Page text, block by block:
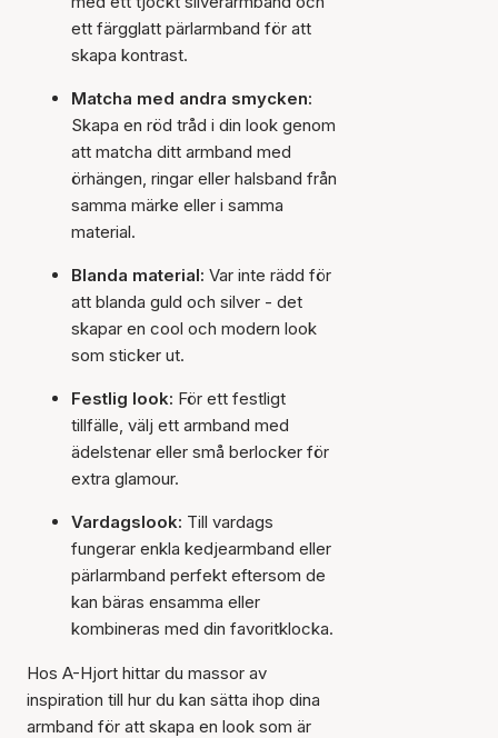
ett färgglatt pärlarmband för att
skapa kontrast.
Matcha med andra smycken:
Skapa en röd tråd i din look genom
att matcha ditt armband med
örhängen, ringar eller halsband från
samma märke eller i samma
material.
Blanda material: Var inte rädd för
att blanda guld och silver - det
skapar en cool och modern look
som sticker ut.
Festlig look: För ett festligt
tillfälle, välj ett armband med
ädelstenar eller små berlocker för
extra glamour.
Vardagslook: Till vardags
fungerar enkla kedjearmband eller
pärlarmband perfekt eftersom de
kan bäras ensamma eller
kombineras med din favoritklocka.
Hos A-Hjort hittar du massor av
inspiration till hur du kan sätta ihop dina
armband för att skapa en look som är